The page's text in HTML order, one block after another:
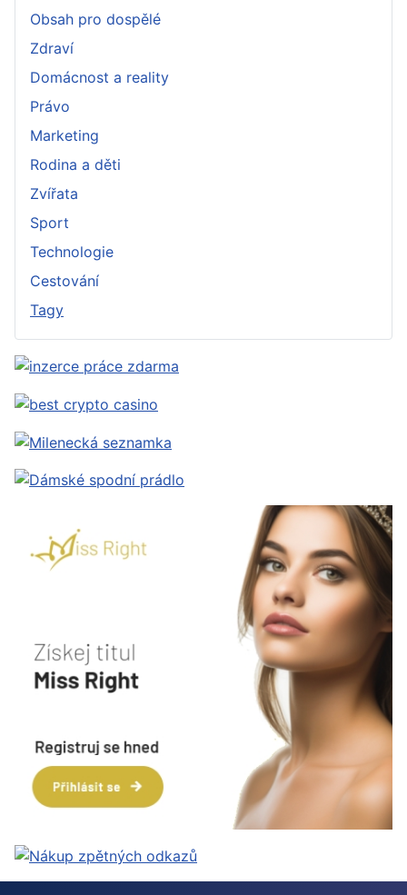
Obsah pro dospělé
Zdraví
Domácnost a reality
Právo
Marketing
Rodina a děti
Zvířata
Sport
Technologie
Cestování
Tagy